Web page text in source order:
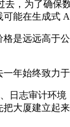
，为了确保
能在生成式
是远远高于
年始终致力于
志审计环境
大厦建立起